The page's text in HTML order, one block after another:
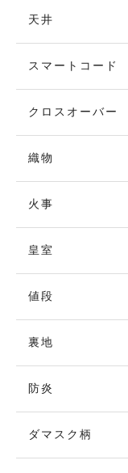
天井
スマートコード
クロスオーバー
織物
火事
皇室
値段
裏地
防炎
ダマスク柄